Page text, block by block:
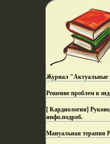
Журнал "Актуальные
Решение проблем в
[ Кардиология]
инфо.подроб.
Мануальная терапия